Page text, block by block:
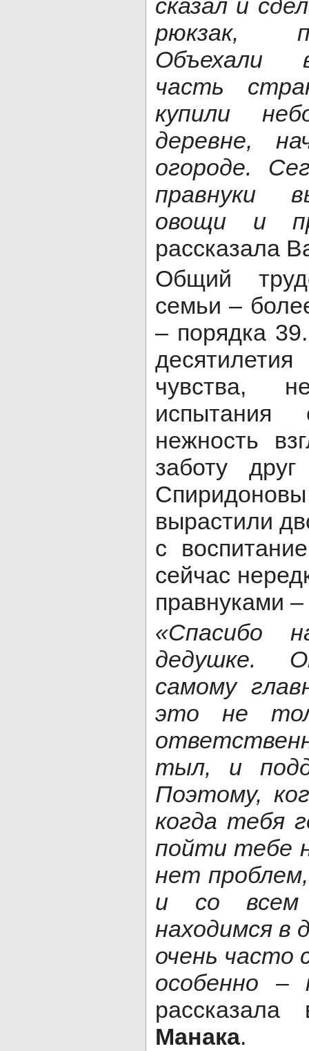
сказал и
рюкзак,
Объехали
часть
купили
деревне,
огороде.
правнуки
овощи и
рассказала
Общий
семьи –
– порядка
чувства,
испытания
нежность
заботу
вырастили
с
сейчас
правнуками
«Спасибо
дедушке.
самому
это не
тыл, и
Поэтому,
когда тебя
пойти тебе
нет
и со всем
находимся в
очень часто
особенно –
Манака.